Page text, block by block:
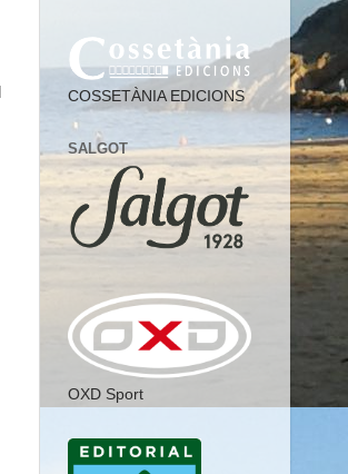
COSSETÀNIA EDICIONS
SALGOT
OXD Sport